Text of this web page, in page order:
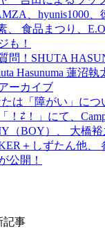
、hyunis1000、
、 食品まつり、
も！
問！SHUTA
Hasunuma 蓮沼
ーカイブ
たは「障がい」につ
！⇄！」にて、
（BOY）、 大橋
＋しずたん他、
公開！
記事